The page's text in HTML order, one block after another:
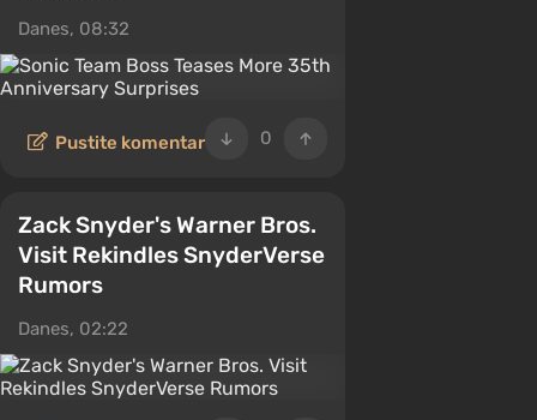
Danes, 08:32
0
Pustite komentar
Zack Snyder's Warner Bros.
Visit Rekindles SnyderVerse
Rumors
Danes, 02:22